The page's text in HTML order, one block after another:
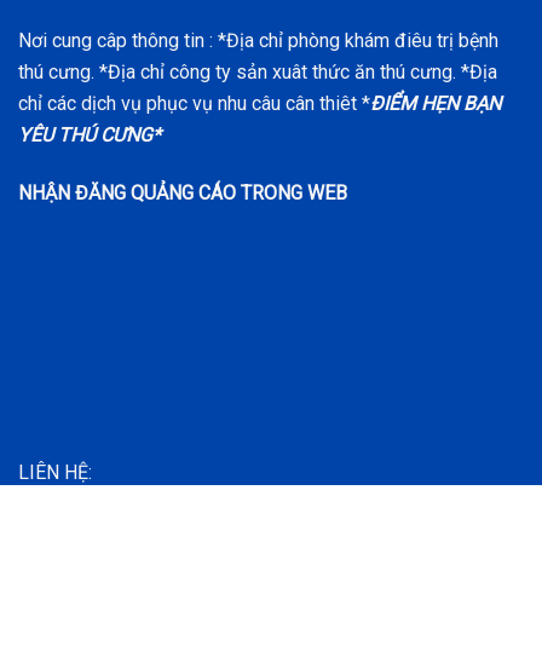
Nơi cung câp thông tin : *Địa chỉ phòng khám điêu trị bệnh
thú cưng. *Địa chỉ công ty sản xuât thức ăn thú cưng. *Địa
chỉ các dịch vụ phục vụ nhu câu cân thiêt *ĐIỂM HẸN BẠN
YÊU THÚ CƯNG*
NHẬN ĐĂNG QUẢNG CÁO TRONG WEB
LIÊN HỆ: